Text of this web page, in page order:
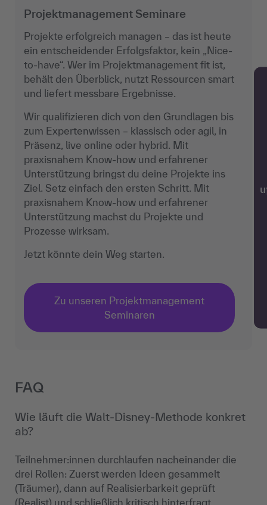
Projektmanagement Seminare
Projekte erfolgreich managen – das ist heute
ein entscheidender Erfolgsfaktor, kein „Nice-
to-have“. Wer im Projektmanagement fit ist,
behält den Überblick, nutzt Ressourcen smart
und liefert messbare Ergebnisse.
Wir qualifizieren dich von den Grundlagen bis
zum Expertenwissen – klassisch oder agil, in
Präsenz, live online oder hybrid. Mit
praxisnahem Know-how und erfahrener
Unterstützung bringst du deine Projekte ins
Ziel. Setz einfach den ersten Schritt. Mit
praxisnahem Know-how und erfahrener
Unterstützung machst du Projekte und
Prozesse wirksam.
Jetzt könnte dein Weg starten.
Zu unseren Projektmanagement
Seminaren
FAQ
Wie läuft die Walt-Disney-Methode konkret
ab?
Teilnehmer:innen durchlaufen nacheinander die
drei Rollen: Zuerst werden Ideen gesammelt
(Träumer), dann auf Realisierbarkeit geprüft
(Realist) und schließlich kritisch hinterfragt